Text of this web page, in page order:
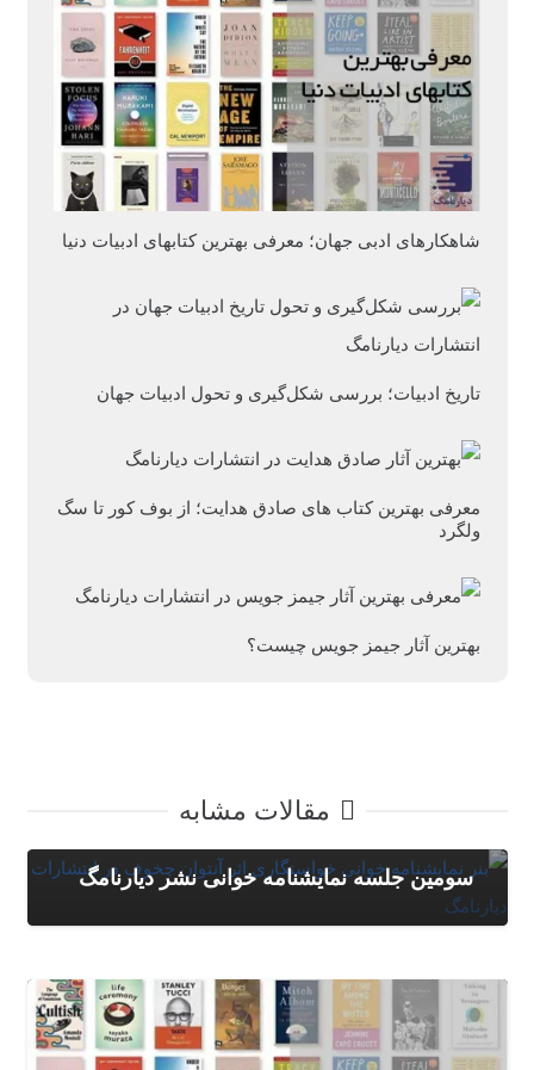
شاهکارهای ادبی جهان؛ معرفی بهترین کتابهای ادبیات دنیا
تاریخ ادبیات؛ بررسی شکل‌گیری و تحول ادبیات جهان
معرفی بهترین کتاب های صادق هدایت؛ از بوف کور تا سگ
ولگرد
بهترین آثار جیمز جویس چیست؟
مقالات مشابه
سومین جلسه نمایشنامه‌ خوانی نشر دیارنامگ